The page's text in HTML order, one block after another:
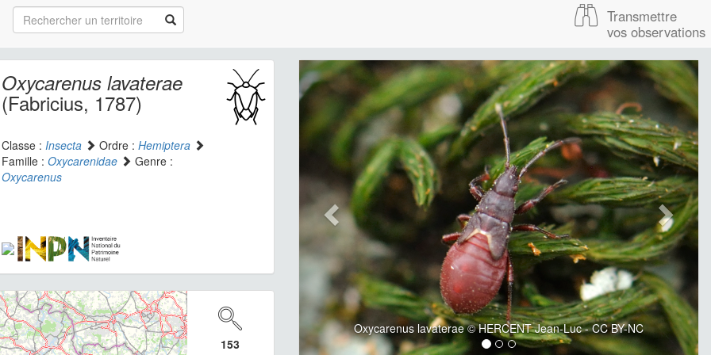
Transmettre
vos observations
Oxycarenus lavaterae
(Fabricius, 1787)
Classe : Insecta Ordre : Hemiptera
Famille : Oxycarenidae
Genre :
Oxycarenus
153
Oxycarenus lavaterae © HERCENT Jean-Luc - CC BY-NC